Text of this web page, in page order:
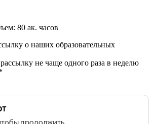
80 ак. часов
о наших образовательных
не чаще одного раза в неделю